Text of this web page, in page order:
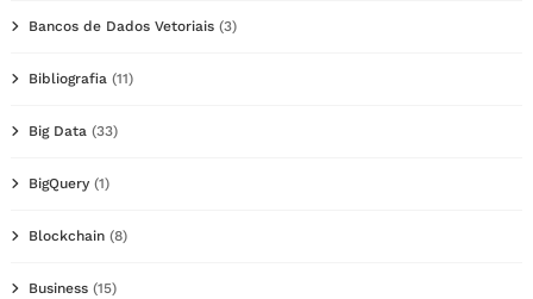
Bancos de Dados Vetoriais (3)
Bibliografia (11)
Big Data (33)
BigQuery (1)
Blockchain (8)
Business (15)